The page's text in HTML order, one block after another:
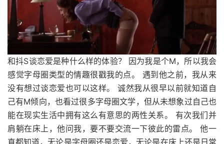
和抖S谈恋爱是种什么样的体验？ 因为我是个M，所以我会
感觉字母圈类型的情趣很戳我的点。 遇到他之前，我从来
没有想过谈恋爱也可以这样。 诚然我从很早以前就知道自
己有M倾向，也看过很多字母圈文学，但从未想象过自己也
能在现实生活中拥有这么有意思的两性关系。 有次我们并
肩躺在床上，他问我，要不要交流一下彼此的雷点。 他一
直都知道，无论是字母圈还是恋爱，无论是在床上还是日常